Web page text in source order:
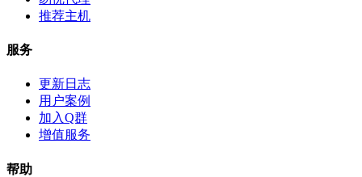
推荐主机
服务
更新日志
用户案例
加入Q群
增值服务
帮助